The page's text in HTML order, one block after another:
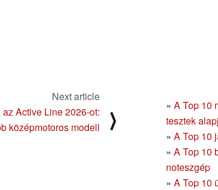
» A Top 10
tesztek
» A Top 10
» A Top 10
noteszgép
» A Top 10
Next article
Active Line 2026-ot:
középmotoros modell
⟩